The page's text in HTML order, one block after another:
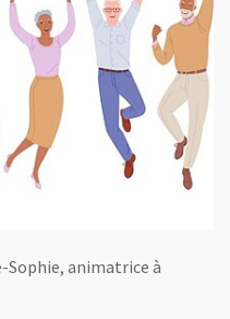
Sophie, animatrice à